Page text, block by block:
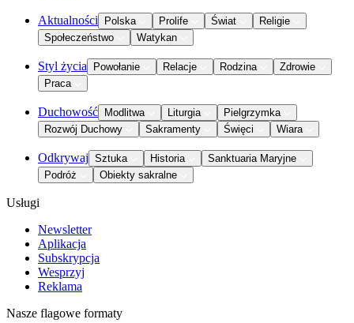
Aktualności Polska Prolife Świat
Religie
Społeczeństwo
Watykan
Styl życia Powołanie Relacje Rodzina
Zdrowie
Praca
Duchowość Modlitwa Liturgia
Pielgrzymka
Rozwój Duchowy
Sakramenty Święci Wiara
Odkrywaj Sztuka Historia
Sanktuaria Maryjne
Podróż
Obiekty sakralne
Usługi
Newsletter
Aplikacja
Subskrypcja
Wesprzyj
Reklama
Nasze flagowe formaty